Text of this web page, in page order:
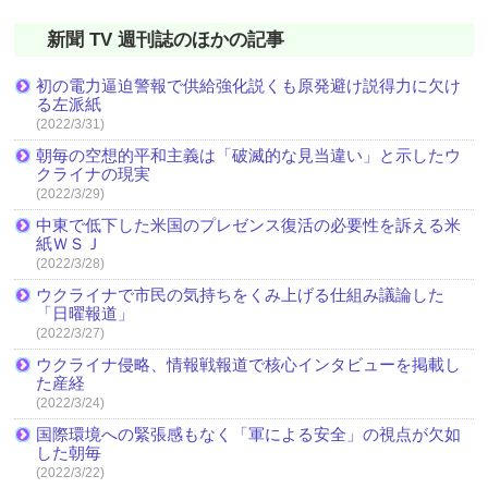
新聞 TV 週刊誌のほかの記事
初の電力逼迫警報で供給強化説くも原発避け説得力に欠け
る左派紙
(2022/3/31)
朝毎の空想的平和主義は「破滅的な見当違い」と示したウ
クライナの現実
(2022/3/29)
中東で低下した米国のプレゼンス復活の必要性を訴える米
紙ＷＳＪ
(2022/3/28)
ウクライナで市民の気持ちをくみ上げる仕組み議論した
「日曜報道」
(2022/3/27)
ウクライナ侵略、情報戦報道で核心インタビューを掲載し
た産経
(2022/3/24)
国際環境への緊張感もなく「軍による安全」の視点が欠如
した朝毎
(2022/3/22)